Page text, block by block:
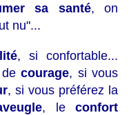
sa santé, on
nu"...
, si confortable...
decourage, si vous
, si vous préférez la
, le confort